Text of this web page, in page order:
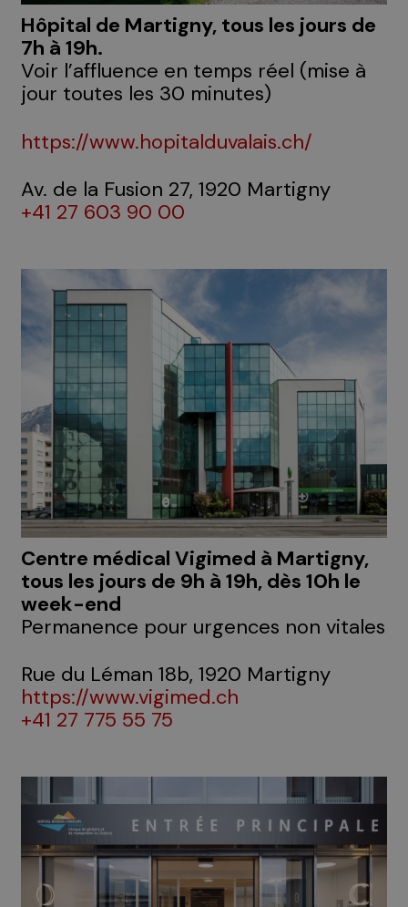
Hôpital de Martigny, tous les jours de
7h à 19h.
Voir l’affluence en temps réel (mise à
jour toutes les 30 minutes)
https://www.hopitalduvalais.ch/
Av. de la Fusion 27, 1920 Martigny
+41 27 603 90 00
Centre médical Vigimed à Martigny,
tous les jours de 9h à 19h, dès 10h le
week-end
Permanence pour urgences non vitales
Rue du Léman 18b, 1920 Martigny
https://www.vigimed.ch
+41 27 775 55 75